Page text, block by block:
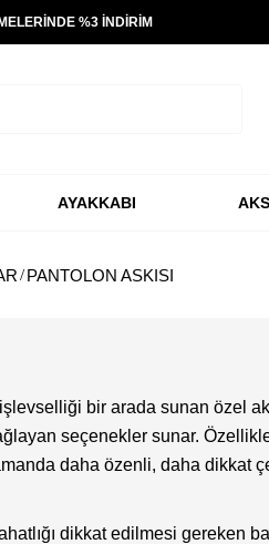
%3 İNDİRİM
AYAKKABI
PANTOLON ASKISI
bir arada sunan özel
seçenekler sunar.
daha özenli, daha dikkat
dikkat edilmesi gereken